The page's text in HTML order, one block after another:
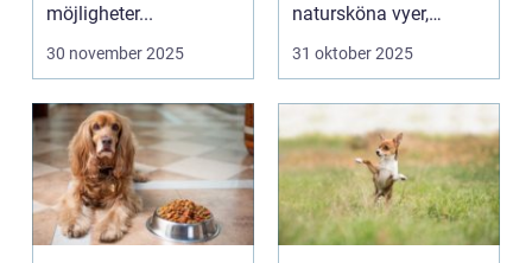
möjligheter...
30 november 2025
natursköna vyer,
erbjuder ...
31 oktober 2025